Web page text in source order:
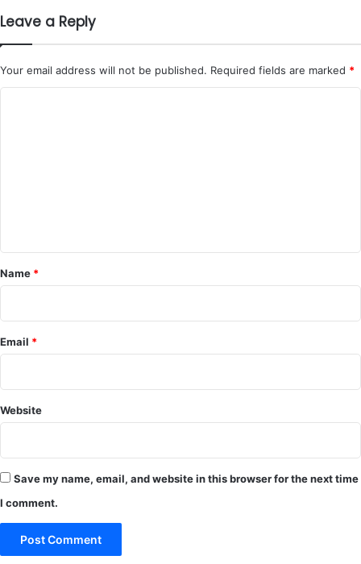
Leave a Reply
Your email address will not be published. Required fields are marked *
*
Name *
Email *
Website
Save my name, email, and website in this browser for the next time
I comment.